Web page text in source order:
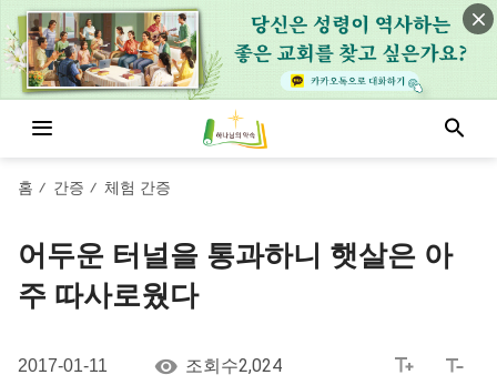
홈 / 간증 / 체험 간증
어두운 터널을 통과하니 햇살은 아
주 따사로웠다
2017-01-11 조회수2,024